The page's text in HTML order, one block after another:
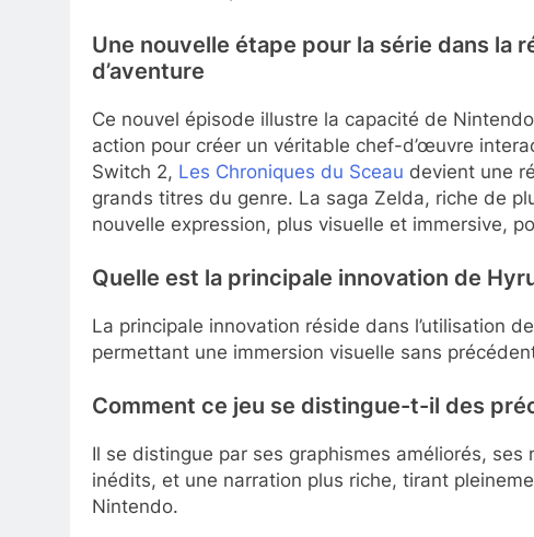
Une nouvelle étape pour la série dans la
d’aventure
Ce nouvel épisode illustre la capacité de
action pour créer un véritable chef-d’œuvre
Switch 2, Les Chroniques du Sceau devient une
grands titres du genre. La saga Zelda, riche de
nouvelle expression, plus visuelle et immersive,
Quelle est la principale innovation de
La principale innovation réside dans l’utilisation
permettant une immersion visuelle sans
Comment ce jeu se distingue-t-il des
Il se distingue par ses graphismes améliorés,
inédits, et une narration plus riche, tirant
Nintendo.